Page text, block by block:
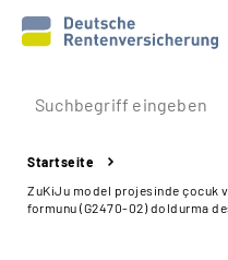
Prävention
Reha
Startseite
ZuKiJu model projesinde çocuk
formunu (G2470-02) doldurma